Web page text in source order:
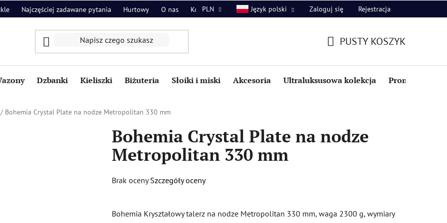
Najczęściej zadawane pytania Hurtowy O nas Kontakt
PLN Język polski Zaloguj się Rejestracja
PUSTY KOSZYK
Dzbanki Kieliszki Biżuteria Słoiki i miski Akcesoria Ultraluksusowa kolekcja Promocje i
/ Bohemia Crystal Plate na nodze Metropolitan 330 mm
Bohemia Crystal Plate na nodze
Metropolitan 330 mm
Średnia
wynosi
Brak oceny Szczegóły oceny
Bohemia Kryształowy talerz na nodze Metropolitan 330 mm, waga 2300 g, wymiary